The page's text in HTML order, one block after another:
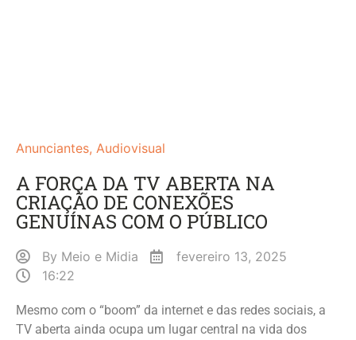
Anunciantes, Audiovisual
A FORÇA DA TV ABERTA NA
CRIAÇÃO DE CONEXÕES
GENUÍNAS COM O PÚBLICO
By Meio e Midia
fevereiro 13, 2025
16:22
Mesmo com o “boom” da internet e das redes sociais, a
TV aberta ainda ocupa um lugar central na vida dos